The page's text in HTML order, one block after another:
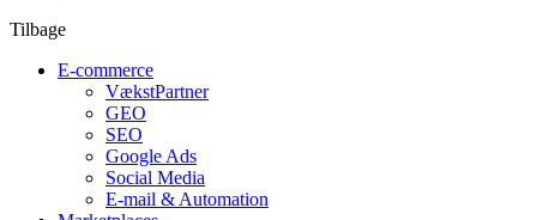
Tilbage
E-commerce
VækstPartner
GEO
SEO
Google Ads
Social Media
E-mail & Automation